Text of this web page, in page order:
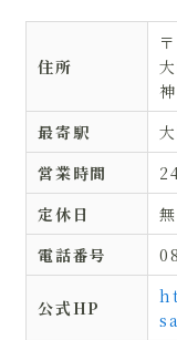
住所
最寄駅
営業時間
定休日
電話番号
公式HP